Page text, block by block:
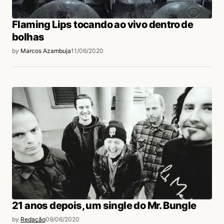
Flaming Lips tocando ao vivo dentro de
bolhas
by Marcos Azambuja11/06/2020
21 anos depois, um single do Mr. Bungle
by Redação09/06/2020